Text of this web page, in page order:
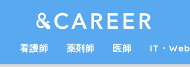
看護師 薬剤師 医師 IT・Web